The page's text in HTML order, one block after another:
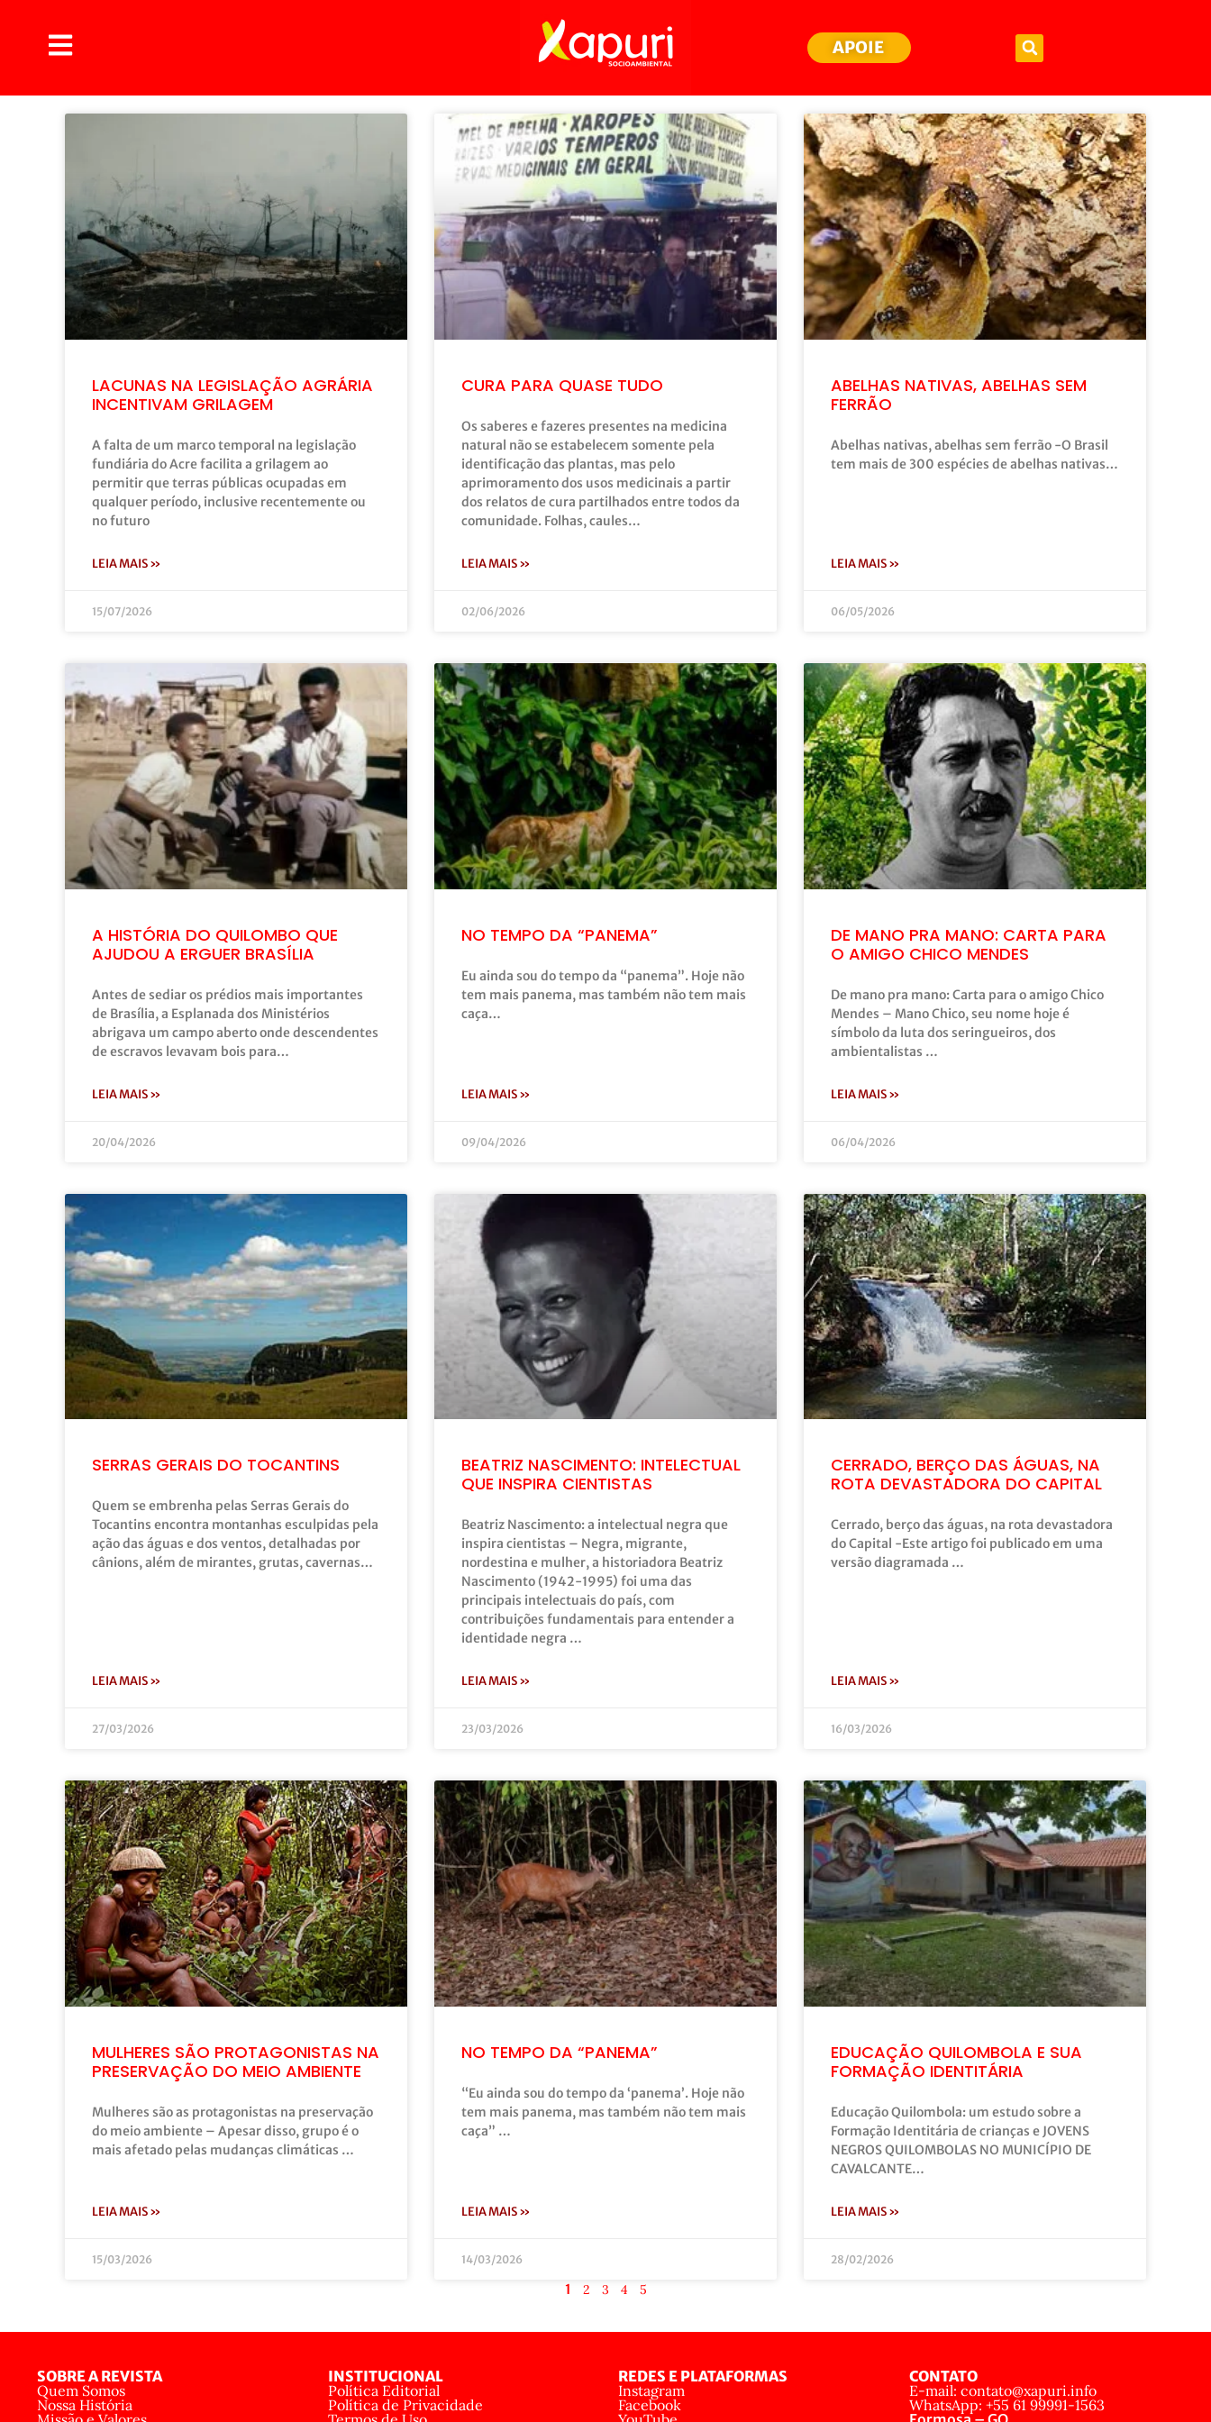
APOIE
LACUNAS NA LEGISLAÇÃO AGRÁRIA
INCENTIVAM GRILAGEM
A falta de um marco temporal na legislação
fundiária do Acre facilita a grilagem ao
permitir que terras públicas ocupadas em
qualquer período, inclusive recentemente ou
no futuro
LEIA MAIS »
15/07/2026
CURA PARA QUASE TUDO
Os saberes e fazeres presentes na medicina
natural não se estabelecem somente pela
identificação das plantas, mas pelo
aprimoramento dos usos medicinais a partir
dos relatos de cura partilhados entre todos da
comunidade. Folhas, caules…
LEIA MAIS »
02/06/2026
ABELHAS NATIVAS, ABELHAS SEM
FERRÃO
Abelhas nativas, abelhas sem ferrão -O Brasil
tem mais de 300 espécies de abelhas nativas…
LEIA MAIS »
06/05/2026
A HISTÓRIA DO QUILOMBO QUE
AJUDOU A ERGUER BRASÍLIA
Antes de sediar os prédios mais importantes
de Brasília, a Esplanada dos Ministérios
abrigava um campo aberto onde descendentes
de escravos levavam bois para…
LEIA MAIS »
20/04/2026
NO TEMPO DA “PANEMA”
Eu ainda sou do tempo da “panema”. Hoje não
tem mais panema, mas também não tem mais
caça…
LEIA MAIS »
09/04/2026
DE MANO PRA MANO: CARTA PARA
O AMIGO CHICO MENDES
De mano pra mano: Carta para o amigo Chico
Mendes – Mano Chico, seu nome hoje é
símbolo da luta dos seringueiros, dos
ambientalistas …
LEIA MAIS »
06/04/2026
SERRAS GERAIS DO TOCANTINS
Quem se embrenha pelas Serras Gerais do
Tocantins encontra montanhas esculpidas pela
ação das águas e dos ventos, detalhadas por
cânions, além de mirantes, grutas, cavernas…
LEIA MAIS »
27/03/2026
BEATRIZ NASCIMENTO: INTELECTUAL
QUE INSPIRA CIENTISTAS
Beatriz Nascimento: a intelectual negra que
inspira cientistas – Negra, migrante,
nordestina e mulher, a historiadora Beatriz
Nascimento (1942-1995) foi uma das
principais intelectuais do país, com
contribuições fundamentais para entender a
identidade negra …
LEIA MAIS »
23/03/2026
CERRADO, BERÇO DAS ÁGUAS, NA
ROTA DEVASTADORA DO CAPITAL
Cerrado, berço das águas, na rota devastadora
do Capital -Este artigo foi publicado em uma
versão diagramada …
LEIA MAIS »
16/03/2026
MULHERES SÃO PROTAGONISTAS NA
PRESERVAÇÃO DO MEIO AMBIENTE
Mulheres são as protagonistas na preservação
do meio ambiente – Apesar disso, grupo é o
mais afetado pelas mudanças climáticas …
LEIA MAIS »
15/03/2026
NO TEMPO DA “PANEMA”
“Eu ainda sou do tempo da ‘panema’. Hoje não
tem mais panema, mas também não tem mais
caça” …
LEIA MAIS »
14/03/2026
EDUCAÇÃO QUILOMBOLA E SUA
FORMAÇÃO IDENTITÁRIA
Educação Quilombola: um estudo sobre a
Formação Identitária de crianças e JOVENS
NEGROS QUILOMBOLAS NO MUNICÍPIO DE
CAVALCANTE…
LEIA MAIS »
28/02/2026
1 2 3 4 5
SOBRE A REVISTA
Quem Somos
Nossa História
INSTITUCIONAL
Política Editorial
Política de Privacidade
REDES E PLATAFORMAS
Instagram
Facebook
CONTATO
E-mail: contato@xapuri.info
WhatsApp: +55 61 99991-1563